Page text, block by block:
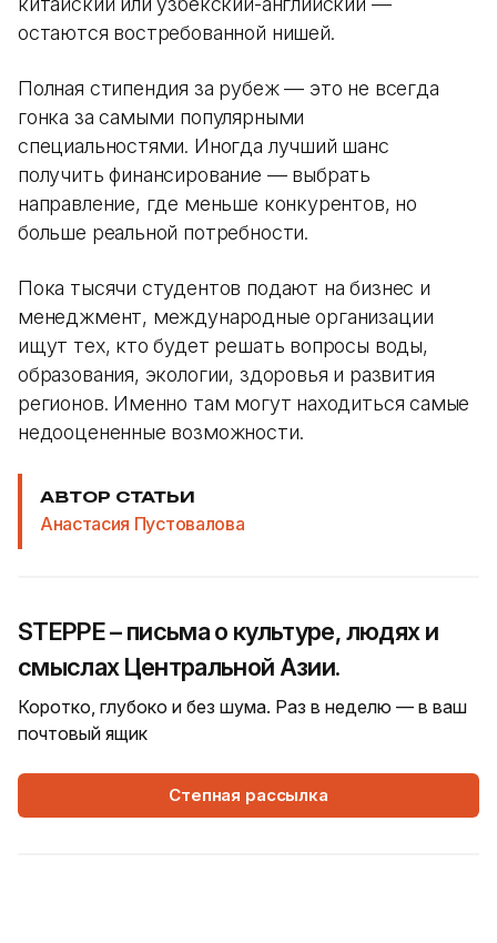
остаются востребованной нишей.
Полная стипендия за рубеж — это не всегда
гонка за самыми популярными
специальностями. Иногда лучший шанс
получить финансирование — выбрать
направление, где меньше конкурентов, но
больше реальной потребности.
Пока тысячи студентов подают на бизнес и
менеджмент, международные организации
ищут тех, кто будет решать вопросы воды,
образования, экологии, здоровья и развития
регионов. Именно там могут находиться самые
недооцененные возможности.
АВТОР СТАТЬИ
Анастасия Пустовалова
STEPPE – письма о культуре, людях и
смыслах Центральной Азии.
Коротко, глубоко и без шума. Раз в неделю — в ваш
почтовый ящик
Степная рассылка